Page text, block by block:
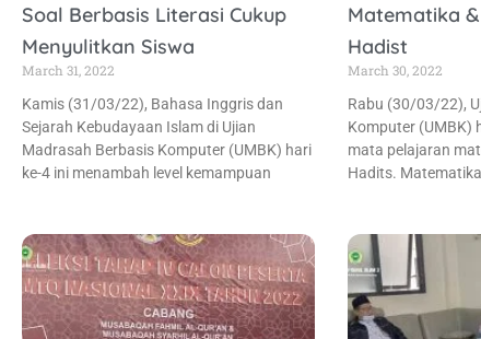
Soal Berbasis Literasi Cukup
Menyulitkan Siswa
March 31, 2022
Kamis (31/03/22), Bahasa Inggris dan
Sejarah Kebudayaan Islam di Ujian
Madrasah Berbasis Komputer (UMBK) hari
ke-4 ini menambah level kemampuan
Matematika &
Hadist
March 30, 2022
Rabu (30/03/22),
Komputer (UMBK)
mata pelajaran
Hadits.